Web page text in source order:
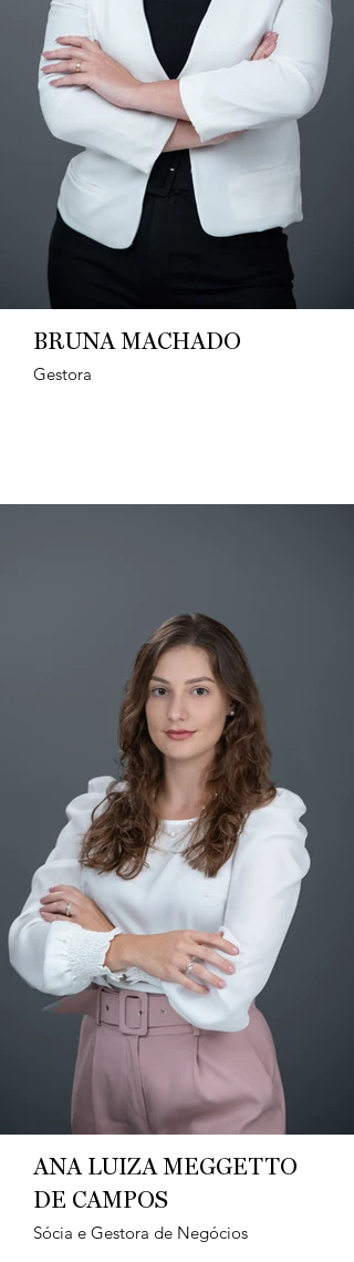
BRUNA MACHADO
Gestora
ANA LUIZA MEGGETTO
DE CAMPOS
Sócia e Gestora de Negócios